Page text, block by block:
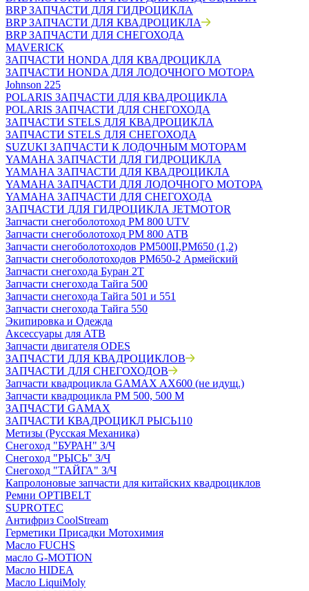
BRP ЗАПЧАСТИ ДЛЯ ГИДРОЦИКЛА
BRP ЗАПЧАСТИ ДЛЯ КВАДРОЦИКЛА
BRP ЗАПЧАСТИ ДЛЯ СНЕГОХОДА
MAVERICK
ЗАПЧАСТИ HONDA ДЛЯ КВАДРОЦИКЛА
ЗАПЧАСТИ HONDA ДЛЯ ЛОДОЧНОГО МОТОРА
Johnson 225
POLARIS ЗАПЧАСТИ ДЛЯ КВАДРОЦИКЛА
POLARIS ЗАПЧАСТИ ДЛЯ СНЕГОХОДА
ЗАПЧАСТИ STELS ДЛЯ КВАДРОЦИКЛА
ЗАПЧАСТИ STELS ДЛЯ СНЕГОХОДА
SUZUKI ЗАПЧАСТИ К ЛОДОЧНЫМ МОТОРАМ
YAMAHA ЗАПЧАСТИ ДЛЯ ГИДРОЦИКЛА
YAMAHA ЗАПЧАСТИ ДЛЯ КВАДРОЦИКЛА
YAMAHA ЗАПЧАСТИ ДЛЯ ЛОДОЧНОГО МОТОРА
YAMAHA ЗАПЧАСТИ ДЛЯ СНЕГОХОДА
ЗАПЧАСТИ ДЛЯ ГИДРОЦИКЛА JETMOTOR
Запчасти снегоболотоход РМ 800 UTV
Запчасти снегоболотоход РМ 800 АТВ
Запчасти снегоболотоходов РМ500II,РМ650 (1,2)
Запчасти снегоболотоходов РМ650-2 Армейский
Запчасти снегохода Буран 2Т
Запчасти снегохода Тайга 500
Запчасти снегохода Тайга 501 и 551
Запчасти снегохода Тайга 550
Экипировка и Одежда
Аксессуары для АТВ
Запчасти двигателя ODES
ЗАПЧАСТИ ДЛЯ КВАДРОЦИКЛОВ
ЗАПЧАСТИ ДЛЯ СНЕГОХОДОВ
Запчасти квадроцикла GAMAX AX600 (не идущ.)
Запчасти квадроцикла РМ 500, 500 М
ЗАПЧАСТИ GAMAX
ЗАПЧАСТИ КВАДРОЦИКЛ РЫСЬ110
Метизы (Русская Механика)
Снегоход "БУРАН" З/Ч
Снегоход "РЫСЬ" З/Ч
Снегоход "ТАЙГА" З/Ч
Капролоновые запчасти для китайских квадроциклов
Ремни OPTIBELT
SUPROTEC
Антифриз CoolStream
Герметики Присадки Мотохимия
Масло FUCHS
масло G-MOTION
Масло HIDEA
Масло LiquiMoly